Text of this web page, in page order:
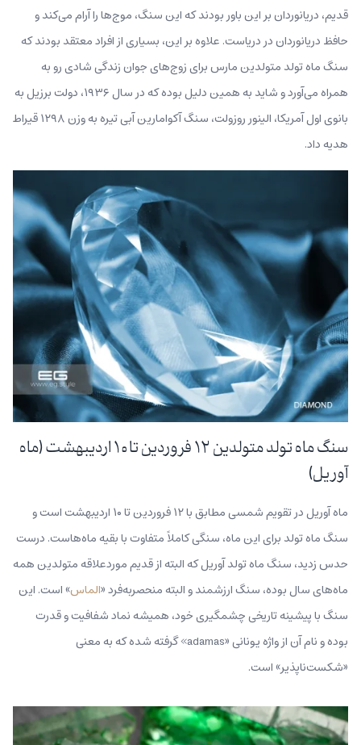
قدیم، دریانوردان بر این باور بودند که این سنگ، موج‌ها را آرام می‌کند و
حافظ دریانوردان در دریاست. علاوه بر این، بسیاری از افراد معتقد بودند که
سنگ ماه تولد متولدین مارس برای زوج‌های جوان زندگی شادی رو به
همراه می‌آورد و شاید به همین دلیل بوده که در سال ۱۹۳۶، دولت برزیل به
بانوی اول آمریکا، الینور روزولت، سنگ آکوامارین آبی تیره به وزن ۱۲۹۸ قیراط
هدیه داد.
سنگ ماه تولد متولدین ۱۲ فروردین تا ۱۰ اردیبهشت (ماه
آوریل)
ماه آوریل در تقویم شمسی مطابق با ۱۲ فروردین تا ۱۰ اردیبهشت است و
سنگ ماه تولد برای این ماه، سنگی کاملاً متفاوت با بقیه ماه‌هاست. درست
حدس زدید، سنگ ماه تولد آوریل که البته از قدیم موردعلاقه متولدین همه
ماه‌های سال بوده، سنگ ارزشمند و البته منحصربه‌فرد «الماس» است. این
سنگ با پیشینه تاریخی چشمگیری خود، همیشه نماد شفافیت و قدرت
بوده و نام آن از واژه یونانی «adamas» گرفته شده که به معنی
«شکست‌‌ناپذیر» است.